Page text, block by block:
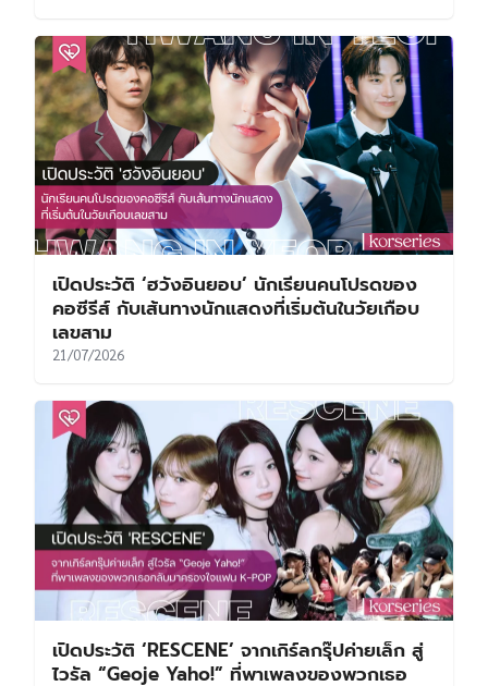
เปิดประวัติ ‘ฮวังอินยอบ’ นักเรียนคนโปรดของ
คอซีรีส์ กับเส้นทางนักแสดงที่เริ่มต้นในวัยเกือบ
เลขสาม
21/07/2026
เปิดประวัติ ‘RESCENE’ จากเกิร์ลกรุ๊ปค่ายเล็ก สู่
ไวรัล “Geoje Yaho!” ที่พาเพลงของพวกเธอ